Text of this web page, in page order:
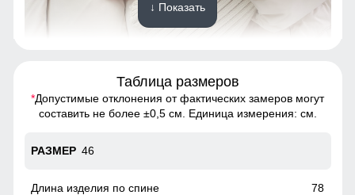
Это практичное и удобное решение для повседневного
использования. Они легко вмещают телефон, перчатки и
сумки. Карманы расположены удобно и защищены от
↓ Показать
Таблица размеров
*Допустимые отклонения от фактических замеров могут
составить не более ±0,5 см. Единица измерения: см.
46
78